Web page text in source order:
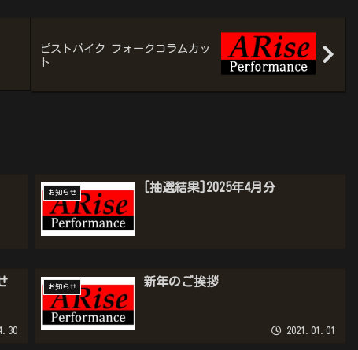
ピストバイク フォークコラムカッ
ト
お知らせ [抽選結果]2025年4月分
お知らせ 新年のご挨拶
2021.01.01